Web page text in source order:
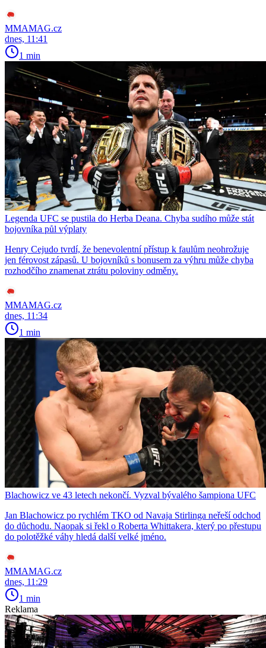
MMAMAG.cz
dnes, 11:41
1 min
Legenda UFC se pustila do Herba Deana. Chyba sudího může stát
bojovníka půl výplaty
Henry Cejudo tvrdí, že benevolentní přístup k faulům neohrožuje
jen férovost zápasů. U bojovníků s bonusem za výhru může chyba
rozhodčího znamenat ztrátu poloviny odměny.
MMAMAG.cz
dnes, 11:34
1 min
Blachowicz ve 43 letech nekončí. Vyzval bývalého šampiona UFC
Jan Blachowicz po rychlém TKO od Navaja Stirlinga neřeší odchod
do důchodu. Naopak si řekl o Roberta Whittakera, který po přestupu
do polotěžké váhy hledá další velké jméno.
MMAMAG.cz
dnes, 11:29
1 min
Reklama